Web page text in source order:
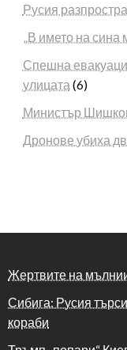
Русия
„В името на
Спешна
улицата (6)
Министър
Дронове убиха
Жертвите на
Сибига: Русия
кораби